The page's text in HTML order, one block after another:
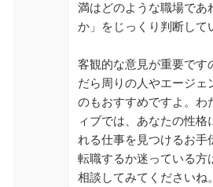
満はどのような職場であ
か」をじっくり判断して
客観的な意見が重要です
だら周りの人やエージェ
のもおすすめですよ。わ
ィブでは、あなたの性格
れる仕事を見つけるお手
転職するか迷っている方
相談してみてくださいね。